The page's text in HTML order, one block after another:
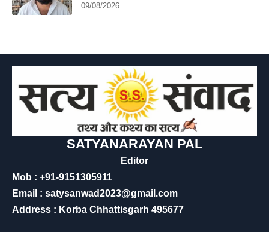
09/08/2026
SATYANARAYAN PAL
Editor
Mob : +91-9151305911
Email : satysanwad2023@gmail.com
Address : Korba Chhattisgarh 495677